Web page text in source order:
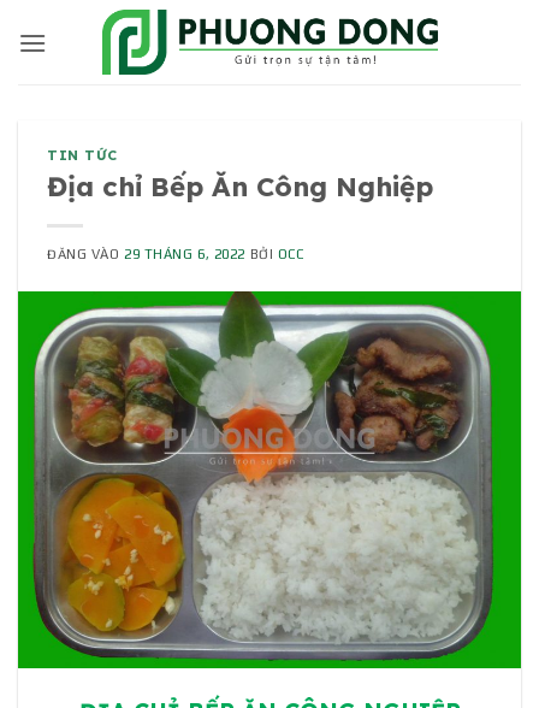
qua
TIN TỨC
Địa chỉ Bếp Ăn Công Nghiệp
ĐĂNG VÀO 29 THÁNG 6, 2022 BỞI OCC